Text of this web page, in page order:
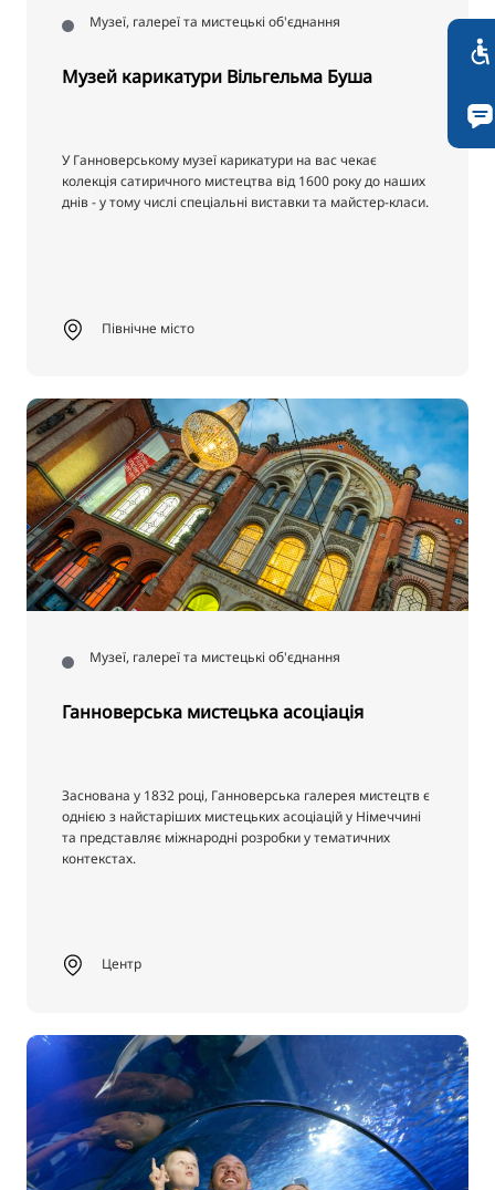
Музеї, галереї та мистецькі об'єднання
Музей карикатури Вільгельма Буша
У Ганноверському музеї карикатури на вас чекає
колекція сатиричного мистецтва від 1600 року до наших
днів - у тому числі спеціальні виставки та майстер-класи.
Північне місто
Музеї, галереї та мистецькі об'єднання
Ганноверська мистецька асоціація
Заснована у 1832 році, Ганноверська галерея мистецтв є
однією з найстаріших мистецьких асоціацій у Німеччині
та представляє міжнародні розробки у тематичних
контекстах.
Центр